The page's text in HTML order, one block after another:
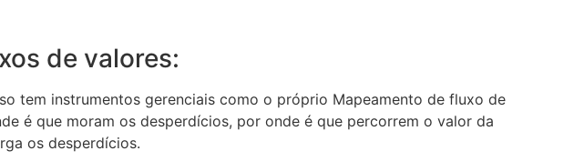
de valores:
tem instrumentos gerenciais como o próprio Mapeamento de fluxo de
é que moram os desperdícios, por onde é que percorrem o valor da
os desperdícios.